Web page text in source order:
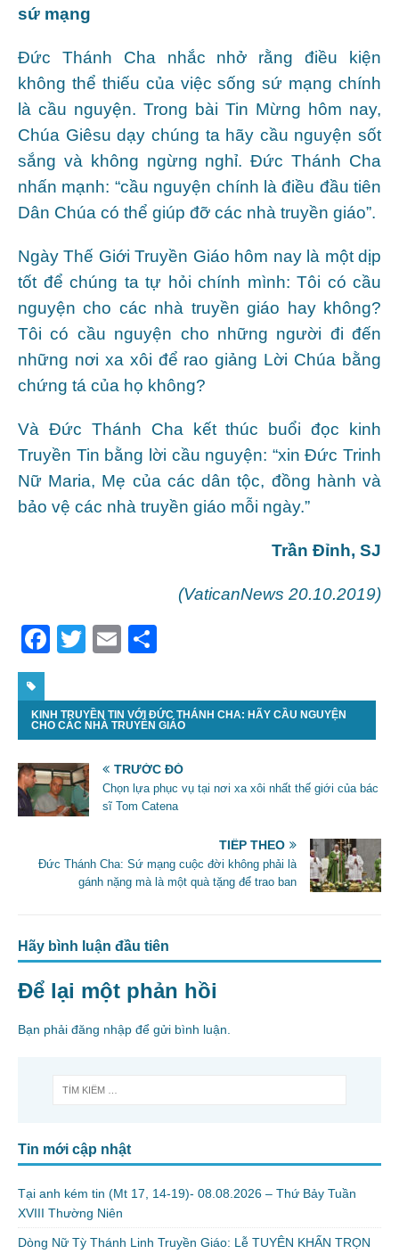
sứ mạng
Đức Thánh Cha nhắc nhở rằng điều kiện
không thể thiếu của việc sống sứ mạng chính
là cầu nguyện. Trong bài Tin Mừng hôm nay,
Chúa Giêsu dạy chúng ta hãy cầu nguyện sốt
sắng và không ngừng nghỉ. Đức Thánh Cha
nhấn mạnh: “cầu nguyện chính là điều đầu tiên
Dân Chúa có thể giúp đỡ các nhà truyền giáo”.
Ngày Thế Giới Truyền Giáo hôm nay là một dịp
tốt để chúng ta tự hỏi chính mình: Tôi có cầu
nguyện cho các nhà truyền giáo hay không?
Tôi có cầu nguyện cho những người đi đến
những nơi xa xôi để rao giảng Lời Chúa bằng
chứng tá của họ không?
Và Đức Thánh Cha kết thúc buổi đọc kinh
Truyền Tin bằng lời cầu nguyện: “xin Đức Trinh
Nữ Maria, Mẹ của các dân tộc, đồng hành và
bảo vệ các nhà truyền giáo mỗi ngày.”
Trần Đỉnh, SJ
(VaticanNews 20.10.2019)
F
c
e
o
o
T
itt
er
E
ai
l
ar
e
KINH TRUYỀN TIN VỚI ĐỨC THÁNH CHA: HÃY CẦU NGUYỆN
CHO CÁC NHÀ TRUYỀN GIÁO
TRƯỚC ĐÓ
Chọn lựa phục vụ tại nơi xa xôi nhất thế giới của bác
sĩ Tom Catena
TIẾP THEO
Đức Thánh Cha: Sứ mạng cuộc đời không phải là
gánh nặng mà là một quà tặng để trao ban
Hãy bình luận đầu tiên
Để lại một phản hồi
Bạn phải đăng nhập để gửi bình luận.
Tin mới cập nhật
Tại anh kém tin (Mt 17, 14-19)- 08.08.2026 – Thứ Bảy Tuần
XVIII Thường Niên
Dòng Nữ Tỳ Thánh Linh Truyền Giáo: Lễ TUYÊN KHẤN TRỌN